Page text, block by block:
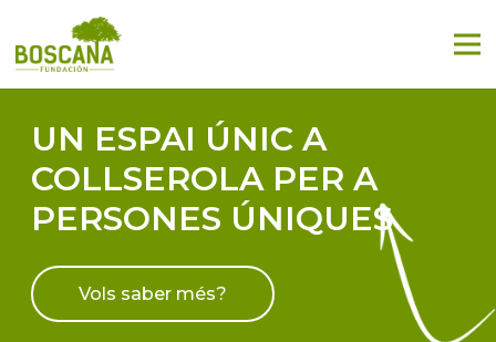
UN ESPAI ÚNIC A
COLLSEROLA PER A
PERSONES ÚNIQUES
Vols saber més?